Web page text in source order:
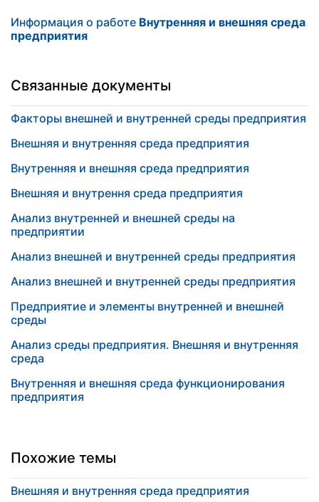
Информация о работе Внутренняя и внешняя среда
предприятия
Связанные документы
Факторы внешней и внутренней среды предприятия
Внешняя и внутренняя среда предприятия
Внутренняя и внешняя среда предприятия
Внешняя и внутрення среда предприятия
Анализ внутренней и внешней среды на
предприятии
Анализ внешней и внутренней среды предприятия
Анализ внешней и внутренней среды предприятия
Предприятие и элементы внутренней и внешней
среды
Анализ среды предприятия. Внешняя и внутренняя
среда
Внутренняя и внешняя среда функционирования
предприятия
Похожие темы
Внешняя и внутренняя среда предприятия